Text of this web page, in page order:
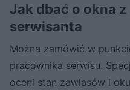
Jak dbać o okna
serwisanta
Można zamówić w
pracownika serwisu.
oceni stan zawiasów i